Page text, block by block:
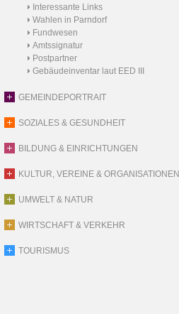
Interessante Links
Wahlen in Parndorf
Fundwesen
Amtssignatur
Postpartner
Gebäudeinventar laut EED III
GEMEINDEPORTRAIT
SOZIALES & GESUNDHEIT
BILDUNG & EINRICHTUNGEN
KULTUR, VEREINE & ORGANISATIONEN
UMWELT & NATUR
WIRTSCHAFT & VERKEHR
TOURISMUS